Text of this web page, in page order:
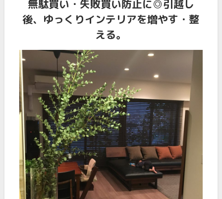
無駄買い・失敗買い防止に◎引越し
後、ゆっくりインテリアを増やす・整
える。